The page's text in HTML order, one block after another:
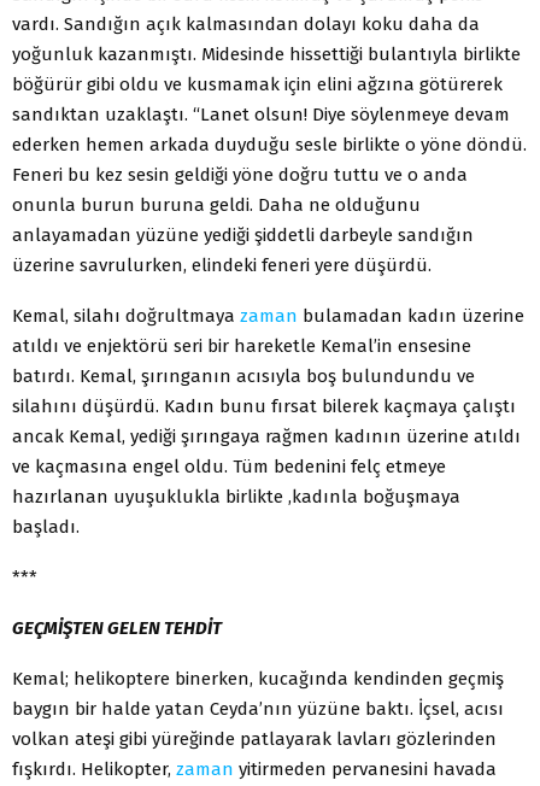
vardı. Sandığın açık kalmasından dolayı koku daha da
yoğunluk kazanmıştı. Midesinde hissettiği bulantıyla birlikte
böğürür gibi oldu ve kusmamak için elini ağzına götürerek
sandıktan uzaklaştı. “Lanet olsun! Diye söylenmeye devam
ederken hemen arkada duyduğu sesle birlikte o yöne döndü.
Feneri bu kez sesin geldiği yöne doğru tuttu ve o anda
onunla burun buruna geldi. Daha ne olduğunu
anlayamadan yüzüne yediği şiddetli darbeyle sandığın
üzerine savrulurken, elindeki feneri yere düşürdü.
Kemal, silahı doğrultmaya zaman bulamadan kadın üzerine
atıldı ve enjektörü seri bir hareketle Kemal’in ensesine
batırdı. Kemal, şırınganın acısıyla boş bulundundu ve
silahını düşürdü. Kadın bunu fırsat bilerek kaçmaya çalıştı
ancak Kemal, yediği şırıngaya rağmen kadının üzerine atıldı
ve kaçmasına engel oldu. Tüm bedenini felç etmeye
hazırlanan uyuşuklukla birlikte ,kadınla boğuşmaya
başladı.
***
GEÇMİŞTEN GELEN TEHDİT
Kemal; helikoptere binerken, kucağında kendinden geçmiş
baygın bir halde yatan Ceyda’nın yüzüne baktı. İçsel, acısı
volkan ateşi gibi yüreğinde patlayarak lavları gözlerinden
fışkırdı. Helikopter, zaman yitirmeden pervanesini havada